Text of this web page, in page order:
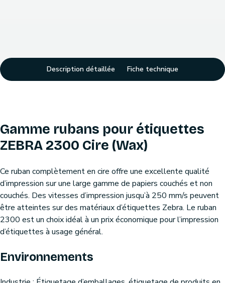
Description détaillée Fiche technique
Gamme rubans pour étiquettes
ZEBRA 2300 Cire (Wax)
Ce ruban complètement en cire offre une excellente qualité
d’impression sur une large gamme de papiers couchés et non
couchés. Des vitesses d’impression jusqu’à 250 mm/s peuvent
être atteintes sur des matériaux d’étiquettes Zebra. Le ruban
2300 est un choix idéal à un prix économique pour l’impression
d’étiquettes à usage général.
Environnements